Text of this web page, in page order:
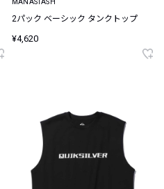
MANASTASH
2パック ベーシック タンクトップ
¥4,620